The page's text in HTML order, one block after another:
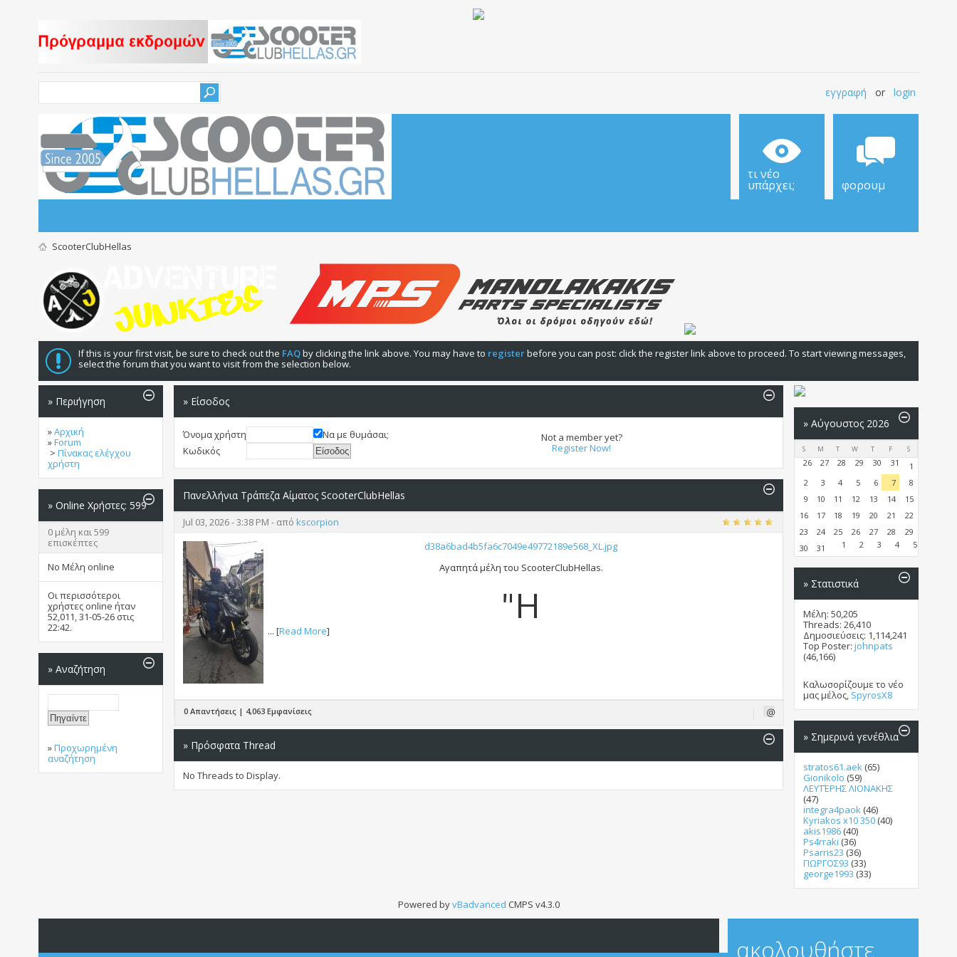
εγγραφή or login
τι νέο
υπάρχει; φορουμ
ScooterClubHellas
If this is your first visit, be sure to check out the FAQby clicking the link above. You may have to registerbefore you can post: click the register link above to proceed. To start viewing messages,
select the forum that you want to visit from the selection below.
» Περιήγηση
»Αρχική
»Forum
> Πίνακας ελέγχου
χρήστη
» Online Χρήστες: 599
0 μέλη και 599
επισκέπτες
No Μέλη online
Οι περισσότεροι
χρήστες online ήταν
52,011, 31-05-26 στις
22:42.
» Αναζήτηση
»Προχωρημένη
αναζήτηση
» Είσοδος
Όνομα χρήστη Να με θυμάσαι;
Not a member yet?
Register Now!
Κωδικός
Πανελλήνια Τράπεζα Αίματος ScooterClubHellas
Jul 03, 2026 - 3:38 PM - από kscorpion
d38a6bad4b5fa6c7049e49772189e568_XL.jpg
Αγαπητά μέλη του ScooterClubHellas.
"Η
... [Read More]
0 Απαντήσεις | 4,063 Εμφανίσεις
» Πρόσφατα Thread
No Threads to Display.
» Αύγουστος 2026
S M T W T F S
26 27 28 29 30 31
1
2
3 4 5 6 7
8
9
10 11 12 13 14
15
16
17 18 19 20 21
22
23
24 25 26 27 28
29
30
31 1 2 3 4 5
» Στατιστικά
Μέλη: 50,205
Threads: 26,410
Δημοσιεύσεις: 1,114,241
Top Poster: johnpats
(46,166)
Καλωσορίζουμε το νέο
μας μέλος, SpyrosX8
» Σημερινά γενέθλια
stratos61.aek (65)
Gionikolo (59)
ΛΕΥΤΈΡΗΣ ΛΙΟΝΑΚΗΣ
(47)
integra4paok (46)
Kyriakos x10 350 (40)
akis1986 (40)
Ps4rraki (36)
Psarris23 (36)
ΓΙΩΡΓΟΣ93 (33)
george1993 (33)
Powered byvBadvanced CMPS v4.3.0
ακολουθήστε